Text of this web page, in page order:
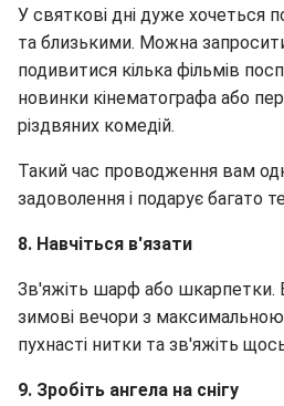
У святкові дні дуже хочеться
та близькими. Можна запросити
подивитися кілька фільмів
новинки кінематографа або
різдвяних комедій.
Такий час проводження вам
задоволення і подарує багато
8. Навчіться в'язати
Зв'яжіть шарф або шкарпетки.
зимові вечори з
пухнасті нитки та зв'яжіть
9. Зробіть ангела на снігу